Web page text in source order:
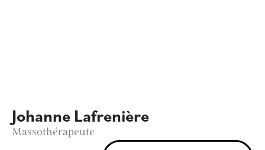
Johanne Lafrenière
Massothérapeute